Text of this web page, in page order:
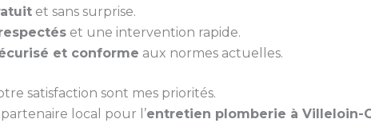
et sans surprise.
et une intervention rapide.
et conforme aux normes actuelles.
satisfaction sont mes priorités.
local pour l’entretien plomberie à Villeloin-